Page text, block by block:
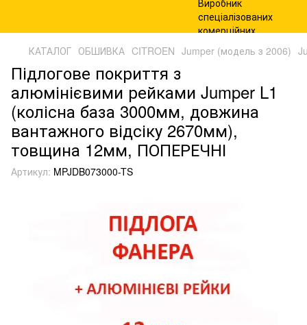
КАТАЛОГ ОБШИВКА CITROEN Jumper (модель з 2006)
Підлогове покриття з
алюмінієвими рейками Jumper L1
(колісна база 3000мм, довжина
вантажного відсіку 2670мм),
товщина 12мм, ПОПЕРЕЧНІ
Артикул: MPJDB073000-TS